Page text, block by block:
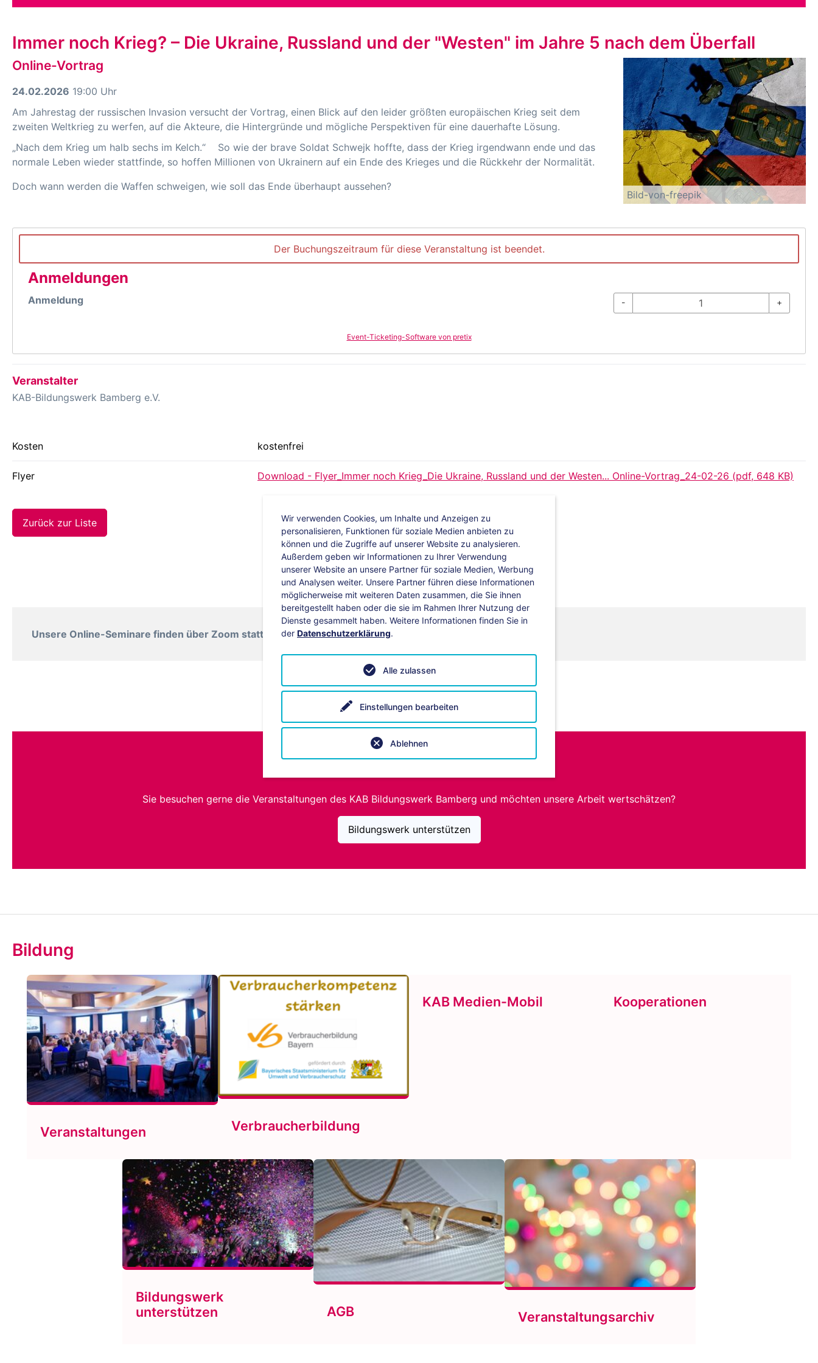
Immer noch Krieg? – Die Ukraine, Russland und der "Westen" im Jahre 5 nach dem Überfall
Bild-von-freepik
Online-Vortrag
24.02.2026 19:00 Uhr
Am Jahrestag der russischen Invasion versucht der Vortrag, einen Blick auf den leider größten europäischen Krieg seit dem
zweiten Weltkrieg zu werfen, auf die Akteure, die Hintergründe und mögliche Perspektiven für eine dauerhafte Lösung.
„Nach dem Krieg um halb sechs im Kelch.“ So wie der brave Soldat Schwejk hoffte, dass der Krieg irgendwann ende und das
normale Leben wieder stattfinde, so hoffen Millionen von Ukrainern auf ein Ende des Krieges und die Rückkehr der Normalität.
Doch wann werden die Waffen schweigen, wie soll das Ende überhaupt aussehen?
Der Buchungszeitraum für diese Veranstaltung ist beendet.
Anmeldungen
Anmeldung - +
Event-Ticketing-Software von pretix
Veranstalter
KAB-Bildungswerk Bamberg e.V.
Kosten kostenfrei
Flyer Download - Flyer_Immer noch Krieg_Die Ukraine, Russland und der Westen... Online-Vortrag_24-02-26 (pdf, 648 KB)
Zurück zur Liste
Unsere Online-Seminare finden über Zoom statt. Bei technischen Fragen hilft unsere
Spendenaufruf
Sie besuchen gerne die Veranstaltungen des KAB Bildungswerk Bamberg und möchten unsere Arbeit wertschätzen?
Bildungswerk unterstützen
Bildung
Veranstaltungen Verbraucherbildung
KAB Medien-Mobil Kooperationen
Bildungswerk
unterstützen
AGB Veranstaltungsarchiv
Wir verwenden Cookies, um Inhalte und Anzeigen zu
personalisieren, Funktionen für soziale Medien anbieten zu
können und die Zugriffe auf unserer Website zu analysieren.
Außerdem geben wir Informationen zu Ihrer Verwendung
unserer Website an unsere Partner für soziale Medien, Werbung
und Analysen weiter. Unsere Partner führen diese Informationen
möglicherweise mit weiteren Daten zusammen, die Sie ihnen
bereitgestellt haben oder die sie im Rahmen Ihrer Nutzung der
Dienste gesammelt haben. Weitere Informationen finden Sie in
der Datenschutzerklärung.
Einstellungen bearbeiten
Ablehnen
Alle zulassen